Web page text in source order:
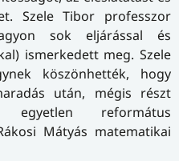
Szele Tibor professzor
sok eljárással és
ismerkedett meg. Szele
köszönhették, hogy
után, mégis részt
református
Mátyás matematikai